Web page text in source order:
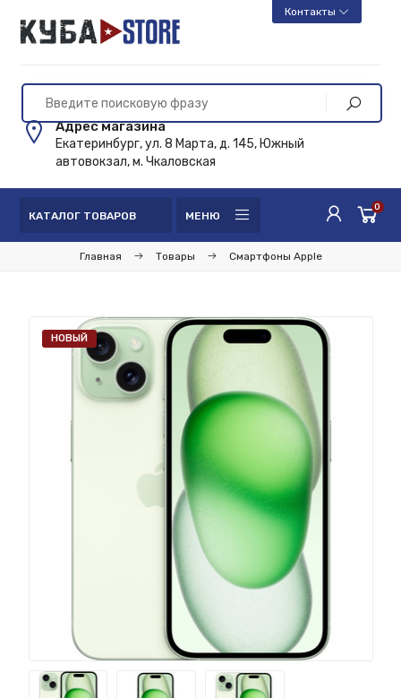
Контакты
Адрес магазина
Екатеринбург, ул. 8 Марта, д. 145, Южный
автовокзал, м. Чкаловская
КАТАЛОГ ТОВАРОВ МЕНЮ
0
Главная Товары Смартфоны Apple
НОВЫЙ